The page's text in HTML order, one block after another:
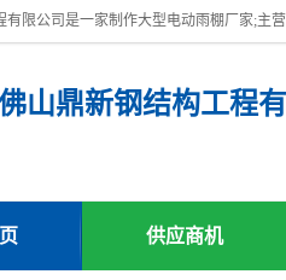
山鼎新钢结构工程
供应商机